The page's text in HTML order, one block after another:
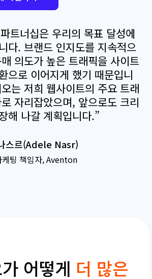
트너십은 우리의 목표 달성에
다. 브랜드 인지도를 지속적으
의도가 높은 트래픽을 사이트
으로 이어지게 했기 때문입니
는 저희 웹사이트의 주요 트래
자리잡았으며, 앞으로도 크리
해 나갈 계획입니다.”
스르(Adele Nasr)
케팅 책임자, Aventon
어떻게 더 많은